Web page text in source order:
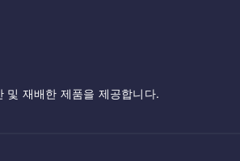
및 재배한 제품을 제공합니다.